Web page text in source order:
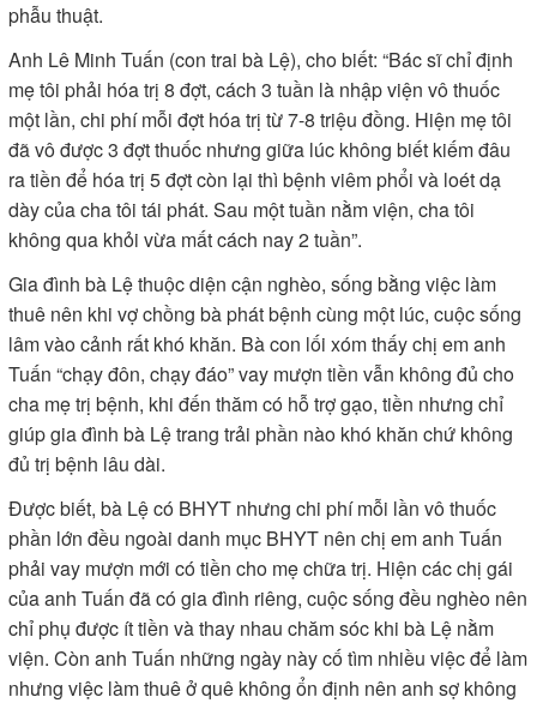
phẫu thuật.
Anh Lê Minh Tuấn (con trai bà Lệ), cho biết: “Bác sĩ chỉ định
mẹ tôi phải hóa trị 8 đợt, cách 3 tuần là nhập viện vô thuốc
một lần, chi phí mỗi đợt hóa trị từ 7-8 triệu đồng. Hiện mẹ tôi
đã vô được 3 đợt thuốc nhưng giữa lúc không biết kiếm đâu
ra tiền để hóa trị 5 đợt còn lại thì bệnh viêm phổi và loét dạ
dày của cha tôi tái phát. Sau một tuần nằm viện, cha tôi
không qua khỏi vừa mất cách nay 2 tuần”.
Gia đình bà Lệ thuộc diện cận nghèo, sống bằng việc làm
thuê nên khi vợ chồng bà phát bệnh cùng một lúc, cuộc sống
lâm vào cảnh rất khó khăn. Bà con lối xóm thấy chị em anh
Tuấn “chạy đôn, chạy đáo” vay mượn tiền vẫn không đủ cho
cha mẹ trị bệnh, khi đến thăm có hỗ trợ gạo, tiền nhưng chỉ
giúp gia đình bà Lệ trang trải phần nào khó khăn chứ không
đủ trị bệnh lâu dài.
Được biết, bà Lệ có BHYT nhưng chi phí mỗi lần vô thuốc
phần lớn đều ngoài danh mục BHYT nên chị em anh Tuấn
phải vay mượn mới có tiền cho mẹ chữa trị. Hiện các chị gái
của anh Tuấn đã có gia đình riêng, cuộc sống đều nghèo nên
chỉ phụ được ít tiền và thay nhau chăm sóc khi bà Lệ nằm
viện. Còn anh Tuấn những ngày này cố tìm nhiều việc để làm
nhưng việc làm thuê ở quê không ổn định nên anh sợ không